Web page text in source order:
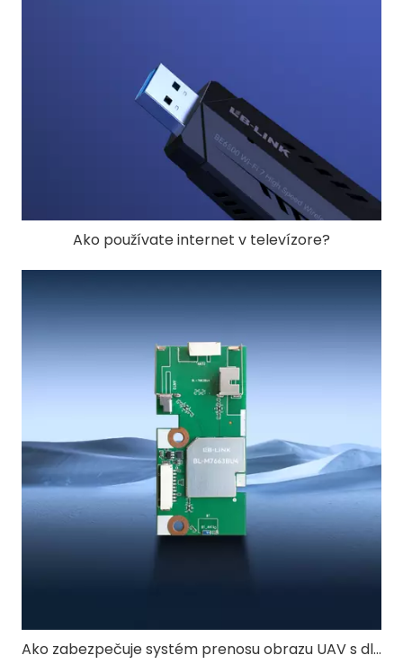
Ako používate internet v televízore?
Ako zabezpečuje systém prenosu obrazu UAV s dlhým dosahom 4 km stabilnú kvalitu videa?